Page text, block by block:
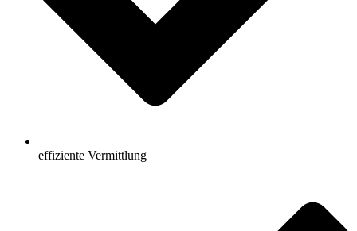
effiziente Vermittlung